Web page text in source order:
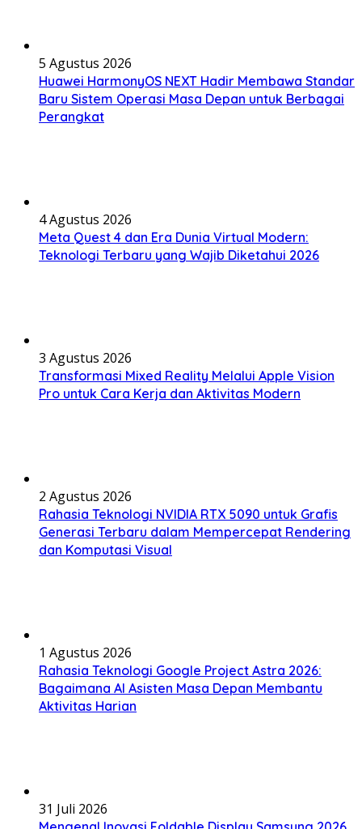
5 Agustus 2026
Huawei HarmonyOS NEXT Hadir Membawa Standar
Baru Sistem Operasi Masa Depan untuk Berbagai
Perangkat
4 Agustus 2026
Meta Quest 4 dan Era Dunia Virtual Modern:
Teknologi Terbaru yang Wajib Diketahui 2026
3 Agustus 2026
Transformasi Mixed Reality Melalui Apple Vision
Pro untuk Cara Kerja dan Aktivitas Modern
2 Agustus 2026
Rahasia Teknologi NVIDIA RTX 5090 untuk Grafis
Generasi Terbaru dalam Mempercepat Rendering
dan Komputasi Visual
1 Agustus 2026
Rahasia Teknologi Google Project Astra 2026:
Bagaimana AI Asisten Masa Depan Membantu
Aktivitas Harian
31 Juli 2026